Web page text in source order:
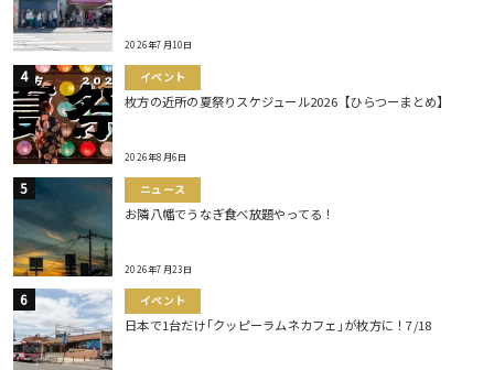
2026年7月10日
イベント
枚方の近所の夏祭りスケジュール2026【ひらつーまとめ】
2026年8月6日
ニュース
お隣八幡でうなぎ食べ放題やってる！
2026年7月23日
イベント
日本で1台だけ｢クッピーラムネカフェ｣が枚方に！7/18